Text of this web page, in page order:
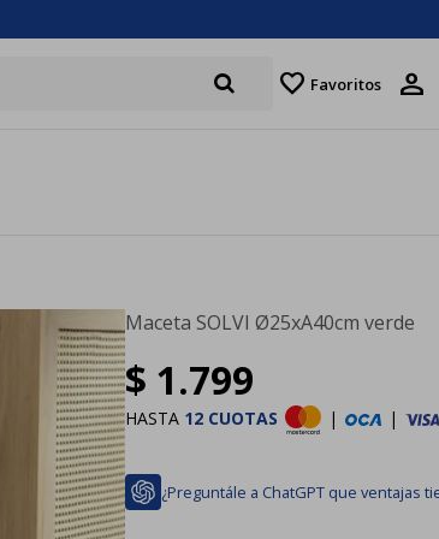
favorite Favoritos
Maceta SOLVI Ø25xA40cm verde
$ 1.799
HASTA 12 CUOTAS | |
¿Preguntále a ChatGPT que ventajas